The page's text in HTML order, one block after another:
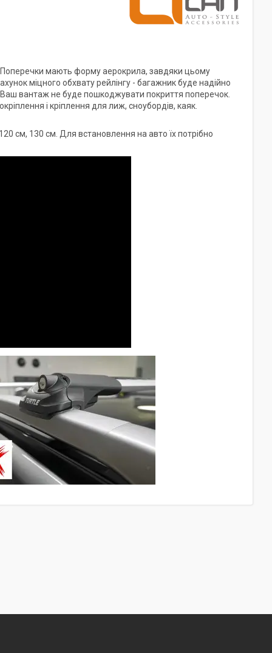
Поперечки мають форму аерокрила, завдяки цьому
міцного обхвату рейлінгу - багажник буде надійно
вантаж не буде пошкоджувати покриття поперечок.
і кріплення для лиж, сноубордів, каяк.
см, 130 см. Для встановлення на авто їх потрібно